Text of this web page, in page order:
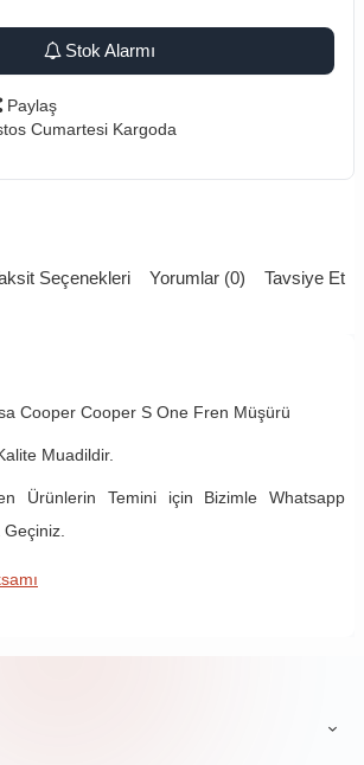
Stok Alarmı
Paylaş
Cumartesi Kargoda
Seçenekleri Yorumlar (0) Tavsiye Et
Cooper Cooper S One Fren Müşürü
Muadildir.
Ürünlerin Temini için Bizimle Whatsapp